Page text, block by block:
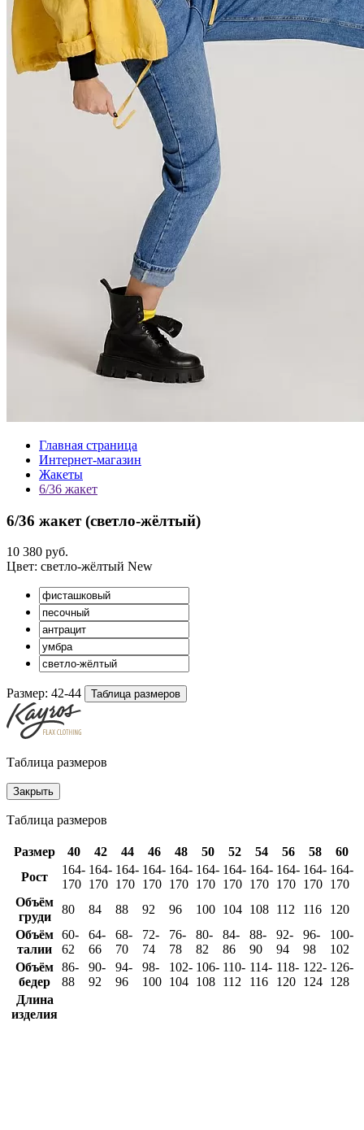
Главная страница
Интернет-магазин
Жакеты
6/36 жакет
6/36 жакет (светло-жёлтый)
10 380 руб.
Цвет: светло-жёлтый New
Размер: 42-44 Таблица размеров
Таблица размеров
Закрыть
Таблица размеров
Размер 40 42 44 46 48 50 52 54 56 58
60
Рост
164-
170
164-
170
164-
170
164-
170
164-
170
164-
170
164-
170
164-
170
164-
170
164-
170
164-
170
Объём
груди
80 84 88 92 96 100 104 108 112 116
120
Объём
талии
60-
62
64-
66
68-
70
72-
74
76-
78
80-
82
84-
86
88-
90
92-
94
96-
98
100-
102
Объём
бедер
86-
88
90-
92
94-
96
98-
100
102-
104
106-
108
110-
112
114-
116
118-
120
122-
124
126-
128
Длина
изделия